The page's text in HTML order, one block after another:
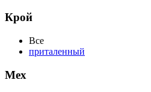
Крой
Все
приталенный
Мех